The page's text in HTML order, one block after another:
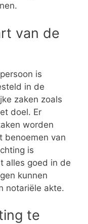
van de
is
in de
zaken zoals
doel. Er
worden
benoemen van
is
alles goed in de
kunnen
notariële akte.
te